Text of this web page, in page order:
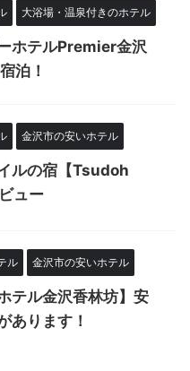
大浴場・温泉付きのホテル
ホテルPremier金沢
泊！
金沢市の安いホテル
ルの宿【Tsudoh
ュー
ル 金沢市の安いホテル
テル金沢香林坊】安
あります！